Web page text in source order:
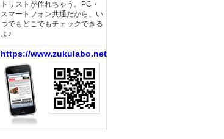
トリストが作れちゃう。PC・
スマートフォン共通だから、い
つでもどこでもチェックできる
よ♪
https://www.zukulabo.net/